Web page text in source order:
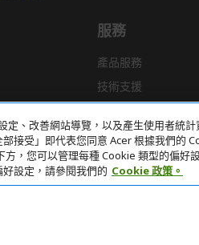
服務
產品服務
技術支援
常見問題
定、改善網站導覽，以及產生使用者統
接受」即代表您同意 Acer 根據我們的
方，您可以管理每種 Cookie 類型的偏好
設定，請參閱我們的 Cookie 政策。